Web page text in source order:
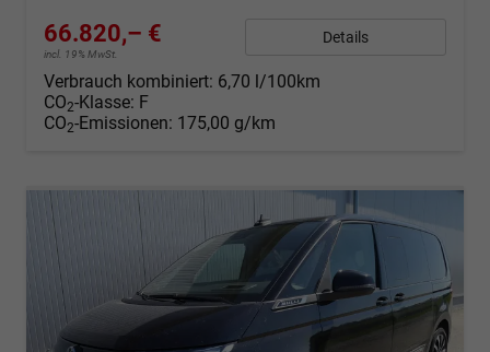
66.820,– €
incl. 19% MwSt.
Details
Verbrauch kombiniert: 6,70 l/100km
CO2-Klasse: F
CO2-Emissionen: 175,00 g/km